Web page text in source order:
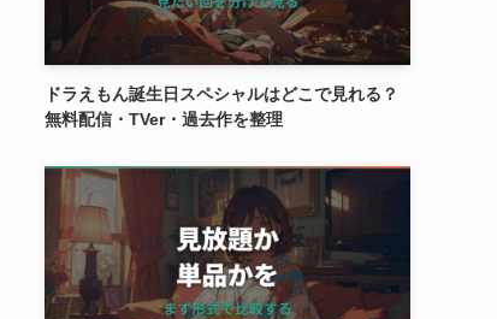
ドラえもん誕生日スペシャルはどこで見れる？
無料配信・TVer・過去作を整理